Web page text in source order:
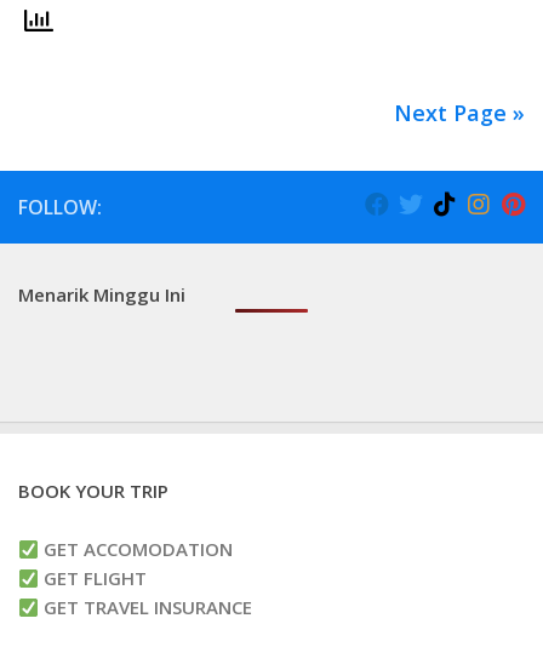
Next Page »
FOLLOW:
Menarik Minggu Ini
BOOK YOUR TRIP
GET ACCOMODATION
GET FLIGHT
GET TRAVEL INSURANCE